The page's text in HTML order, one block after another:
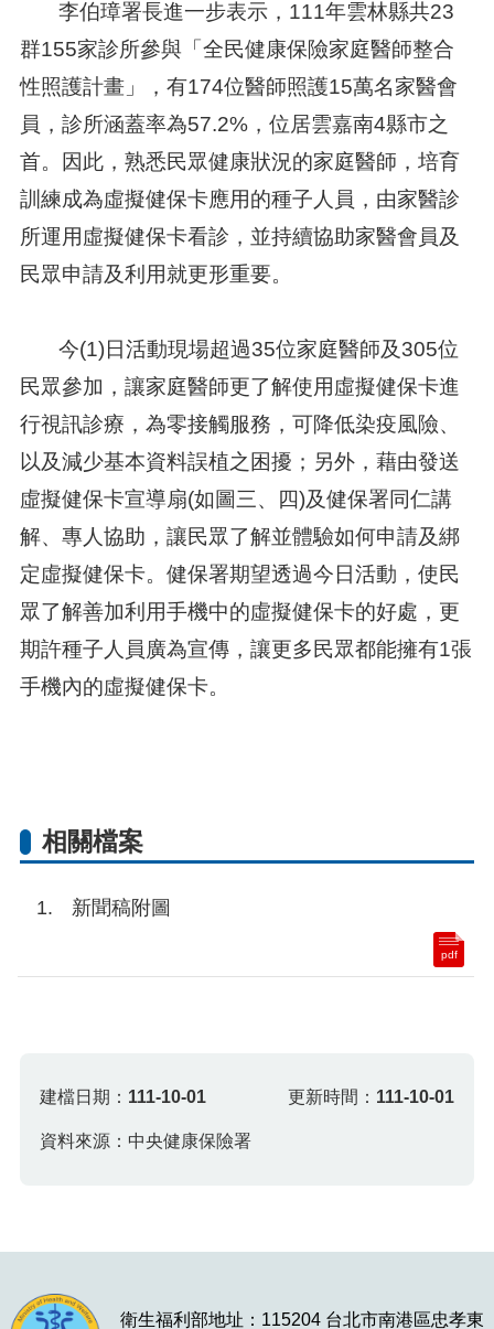
李伯璋署長進一步表示，111年雲林縣共23
群155家診所參與「全民健康保險家庭醫師整合
性照護計畫」，有174位醫師照護15萬名家醫會
員，診所涵蓋率為57.2%，位居雲嘉南4縣市之
首。因此，熟悉民眾健康狀況的家庭醫師，培育
訓練成為虛擬健保卡應用的種子人員，由家醫診
所運用虛擬健保卡看診，並持續協助家醫會員及
民眾申請及利用就更形重要。
今(1)日活動現場超過35位家庭醫師及305位
民眾參加，讓家庭醫師更了解使用虛擬健保卡進
行視訊診療，為零接觸服務，可降低染疫風險、
以及減少基本資料誤植之困擾；另外，藉由發送
虛擬健保卡宣導扇(如圖三、四)及健保署同仁講
解、專人協助，讓民眾了解並體驗如何申請及綁
定虛擬健保卡。健保署期望透過今日活動，使民
眾了解善加利用手機中的虛擬健保卡的好處，更
期許種子人員廣為宣傳，讓更多民眾都能擁有1張
手機內的虛擬健保卡。
相關檔案
新聞稿附圖
pdf
建檔日期： 111-10-01 更新時間： 111-10-01
資料來源：中央健康保險署
衛生福利部地址：115204 台北市南港區忠孝東